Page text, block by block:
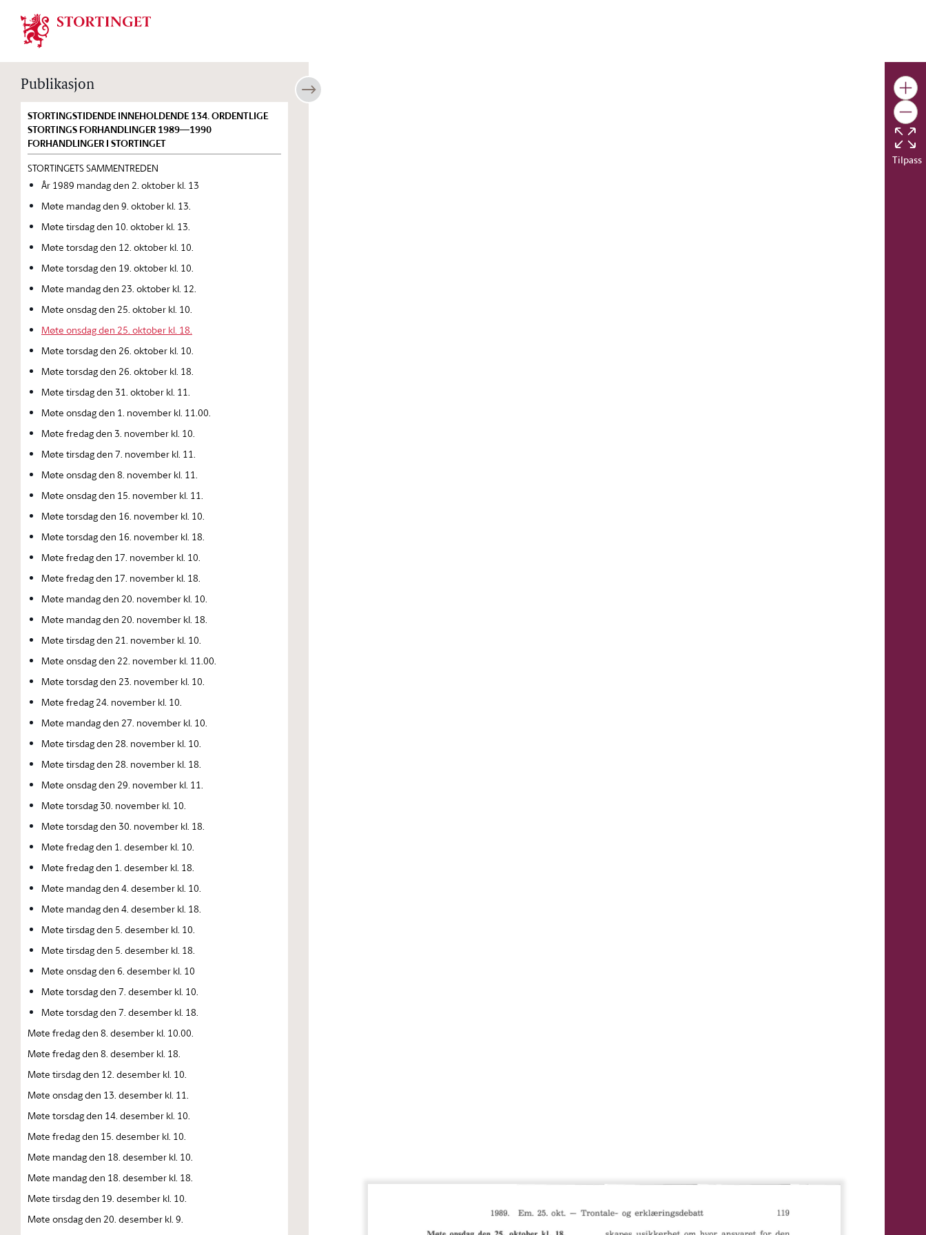
Stortinget.no
Publikasjon
STORTINGSTIDENDE INNEHOLDENDE 134. ORDENTLIGE
STORTINGS FORHANDLINGER 1989—1990
FORHANDLINGER I STORTINGET
STORTINGETS SAMMENTREDEN
År 1989 mandag den 2. oktober kl. 13
Møte mandag den 9. oktober kl. 13.
Møte tirsdag den 10. oktober kl. 13.
Møte torsdag den 12. oktober kl. 10.
Møte torsdag den 19. oktober kl. 10.
Møte mandag den 23. oktober kl. 12.
Møte onsdag den 25. oktober kl. 10.
Møte onsdag den 25. oktober kl. 18.
Møte torsdag den 26. oktober kl. 10.
Møte torsdag den 26. oktober kl. 18.
Møte tirsdag den 31. oktober kl. 11.
Møte onsdag den 1. november kl. 11.00.
Møte fredag den 3. november kl. 10.
Møte tirsdag den 7. november kl. 11.
Møte onsdag den 8. november kl. 11.
Møte onsdag den 15. november kl. 11.
Møte torsdag den 16. november kl. 10.
Møte torsdag den 16. november kl. 18.
Møte fredag den 17. november kl. 10.
Møte fredag den 17. november kl. 18.
Møte mandag den 20. november kl. 10.
Møte mandag den 20. november kl. 18.
Møte tirsdag den 21. november kl. 10.
Møte onsdag den 22. november kl. 11.00.
Møte torsdag den 23. november kl. 10.
Møte fredag 24. november kl. 10.
Møte mandag den 27. november kl. 10.
Møte tirsdag den 28. november kl. 10.
Møte tirsdag den 28. november kl. 18.
Møte onsdag den 29. november kl. 11.
Møte torsdag 30. november kl. 10.
Møte torsdag den 30. november kl. 18.
Møte fredag den 1. desember kl. 10.
Møte fredag den 1. desember kl. 18.
Møte mandag den 4. desember kl. 10.
Møte mandag den 4. desember kl. 18.
Møte tirsdag den 5. desember kl. 10.
Møte tirsdag den 5. desember kl. 18.
Møte onsdag den 6. desember kl. 10
Møte torsdag den 7. desember kl. 10.
Møte torsdag den 7. desember kl. 18.
Møte fredag den 8. desember kl. 10.00.
Møte fredag den 8. desember kl. 18.
Møte tirsdag den 12. desember kl. 10.
Møte onsdag den 13. desember kl. 11.
Møte torsdag den 14. desember kl. 10.
Møte fredag den 15. desember kl. 10.
Møte mandag den 18. desember kl. 10.
Møte mandag den 18. desember kl. 18.
Møte tirsdag den 19. desember kl. 10.
Møte onsdag den 20. desember kl. 9.